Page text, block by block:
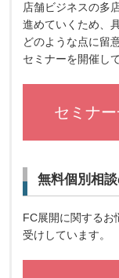
店舗ビジネスの多
進めていくため、
どのような点に留
セミナーを開催し
セミナ
無料個別相
FC展開に関するお
受けしています。